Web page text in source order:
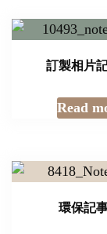
訂製相片
Read
環保記